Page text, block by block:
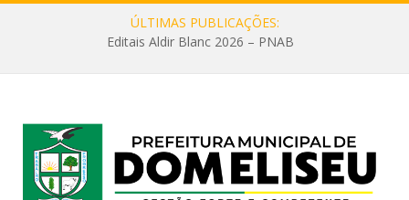
ÚLTIMAS PUBLICAÇÕES:
Editais Aldir Blanc 2026 – PNAB